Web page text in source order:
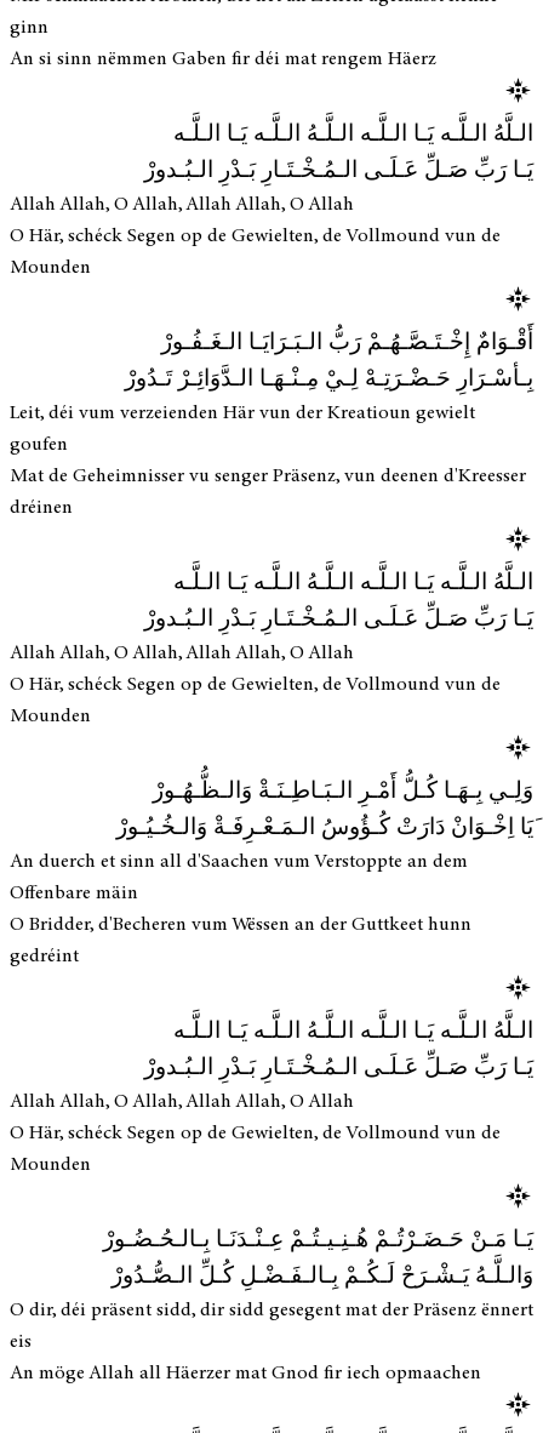
ginn
An si sinn nëmmen Gaben fir déi mat rengem Häerz
الـلَّهُ الـلَّـه يَـا الـلَّـه الـلَّـهُ الـلَّـه يَـا الـلَّـه
يَـا رَبِّ صَـلِّ عَـلَـى الـمُـخْـتَـارِ بَـدْرِ الـبُـدورْ
Allah Allah, O Allah, Allah Allah, O Allah
O Här, schéck Segen op de Gewielten, de Vollmound vun de
Mounden
أَقْـوَامٌ إِخْـتَـصَّـهُـمْ رَبُّ الـبَـرَايَـا الـغَـفُـورْ
بِـأسْـرَارِ حَـضْـرَتِـهْ لِـيْ مِـنْـهَـا الـدَّوَائِـرْ تَـدُورْ
Leit, déi vum verzeienden Här vun der Kreatioun gewielt
goufen
Mat de Geheimnisser vu senger Präsenz, vun deenen d'Kreesser
dréinen
الـلَّهُ الـلَّـه يَـا الـلَّـه الـلَّـهُ الـلَّـه يَـا الـلَّـه
يَـا رَبِّ صَـلِّ عَـلَـى الـمُـخْـتَـارِ بَـدْرِ الـبُـدورْ
Allah Allah, O Allah, Allah Allah, O Allah
O Här, schéck Segen op de Gewielten, de Vollmound vun de
Mounden
وَلِـي بِـهَـا كُـلُّ أَمْـرِ الـبَـاطِـنَـةْ وَالـظُّـهُـورْ
َیَا اِخْـوَانْ دَارَتْ كُـؤُوسُ الـمَـعْـرِفَـةْ وَالـخُـيُـورْ
An duerch et sinn all d'Saachen vum Verstoppte an dem
Offenbare mäin
O Bridder, d'Becheren vum Wëssen an der Guttkeet hunn
gedréint
الـلَّهُ الـلَّـه يَـا الـلَّـه الـلَّـهُ الـلَّـه يَـا الـلَّـه
يَـا رَبِّ صَـلِّ عَـلَـى الـمُـخْـتَـارِ بَـدْرِ الـبُـدورْ
Allah Allah, O Allah, Allah Allah, O Allah
O Här, schéck Segen op de Gewielten, de Vollmound vun de
Mounden
يَـا مَـنْ حَـضَـرْتُـمْ هُـنِـيـتُـمْ عِـنْـدَنَـا بِـالـحُـضُـورْ
وَالـلَّـهُ يَـشْـرَحْ لَـكُـمْ بِـالـفَـضْـلِ كُـلِّ الـصُّـدُورْ
O dir, déi präsent sidd, dir sidd gesegent mat der Präsenz ënnert
eis
An möge Allah all Häerzer mat Gnod fir iech opmaachen